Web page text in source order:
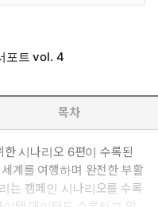
포트 vol. 4
목차
시나리오 6편이 수록된
계를 여행하며 완전한 부활
는 캠페인 시나리오를 수록